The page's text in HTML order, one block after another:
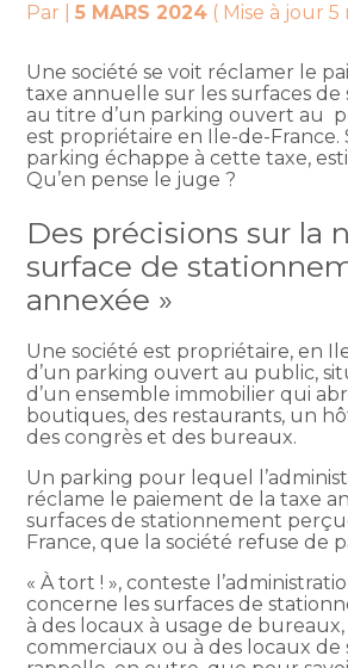
Par |5 MARS 2024 ( Mise à jour 5
Une société se voit réclamer le
taxe annuelle sur les surfaces
au titre d’un parking ouvert au
est propriétaire en Ile-de-France.
parking échappe à cette taxe,
Qu’en pense le juge ?
Des précisions sur la
surface de
annexée »
Une société est propriétaire, en
d’un parking ouvert au public,
d’un ensemble immobilier qui
boutiques, des restaurants, un
des congrès et des bureaux.
Un parking pour lequel
réclame le paiement de la taxe
surfaces de stationnement
France, que la société refuse de
« À tort ! », conteste
concerne les surfaces de
à des locaux à usage de
commerciaux ou à des locaux de